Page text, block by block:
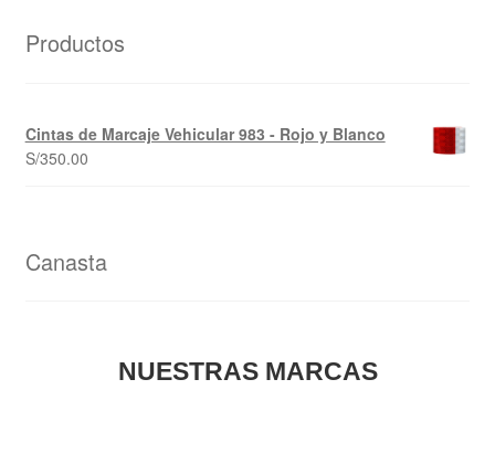
Productos
Cintas de Marcaje Vehicular 983 - Rojo y Blanco
S/350.00
Canasta
NUESTRAS MARCAS